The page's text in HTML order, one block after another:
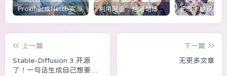
Proxifier或Netch实现应用程序全局网络代理，实现国内YouTube等平台直播 利用网盘，给网站博客直链插入4K/8K视频且不限速播放 记录卡哇伊的
上一篇
Stable-Diffusion 3 开源
了！一句话生成自己想要的
下一篇
无更多文章